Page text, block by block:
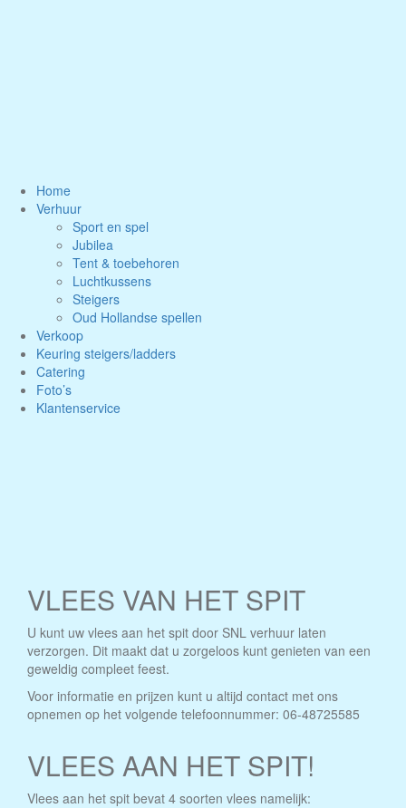
Home
Verhuur
Sport en spel
Jubilea
Tent & toebehoren
Luchtkussens
Steigers
Oud Hollandse spellen
Verkoop
Keuring steigers/ladders
Catering
Foto’s
Klantenservice
VLEES VAN HET SPIT
U kunt uw vlees aan het spit door SNL verhuur laten
verzorgen. Dit maakt dat u zorgeloos kunt genieten van een
geweldig compleet feest.
Voor informatie en prijzen kunt u altijd contact met ons
opnemen op het volgende telefoonnummer: 06-48725585
VLEES AAN HET SPIT!
Vlees aan het spit bevat 4 soorten vlees namelijk: